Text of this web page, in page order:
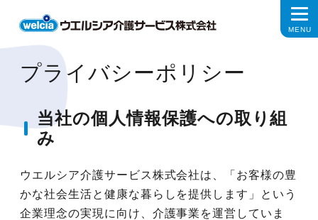
プライバシーポリシー
当社の個人情報保護への取り組
み
ウエルシア介護サービス株式会社は、「お客様の豊
かな社会生活と健康な暮らしを提供します」という
企業理念の実現に向け、介護事業を運営していま